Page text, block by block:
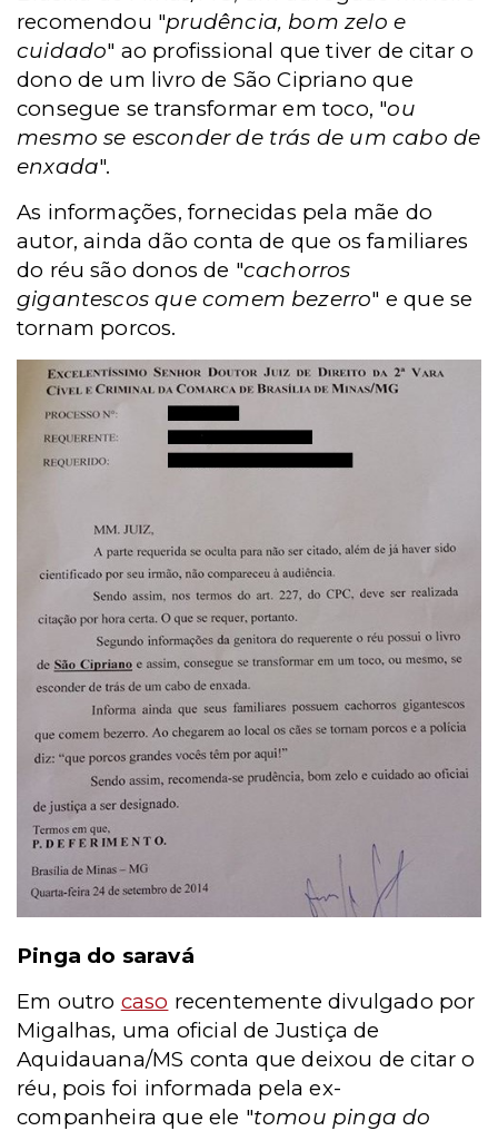
recomendou "prudência, bom zelo e
cuidado" ao profissional que tiver de citar o
dono de um livro de São Cipriano que
consegue se transformar em toco, "ou
mesmo se esconder de trás de um cabo de
enxada".
As informações, fornecidas pela mãe do
autor, ainda dão conta de que os familiares
do réu são donos de "cachorros
gigantescos que comem bezerro" e que se
tornam porcos.
Pinga do saravá
Em outro caso recentemente divulgado por
Migalhas, uma oficial de Justiça de
Aquidauana/MS conta que deixou de citar o
réu, pois foi informada pela ex-
companheira que ele "tomou pinga do